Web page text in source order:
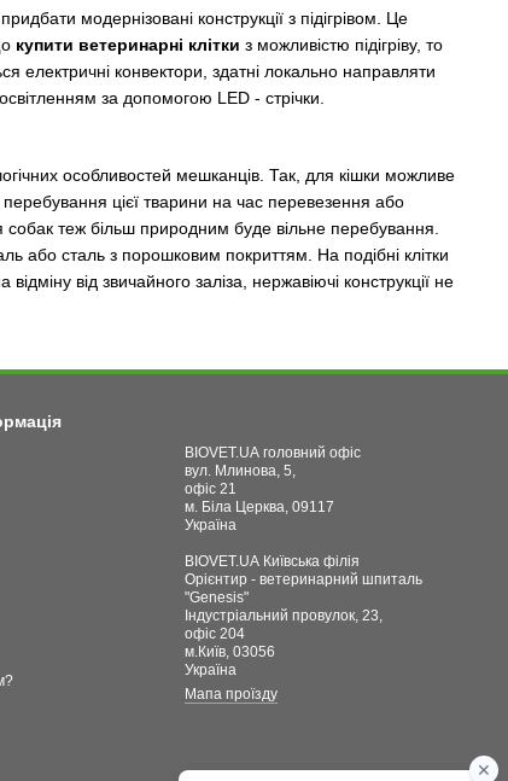
модернізовані конструкції з підігрівом. Це
купити ветеринарні клітки з можливістю підігріву, то
електричні конвектори, здатні локально направляти
за допомогою LED - стрічки.
особливостей мешканців. Так, для кішки можливе
цієї тварини на час перевезення або
теж більш природним буде вільне перебування.
або сталь з порошковим покриттям. На подібні клітки
від звичайного заліза, нержавіючі конструкції не
BIOVET.UA головний офіс
вул. Млинова, 5,
офіс 21
м. Біла Церква, 09117
Україна
BIOVET.UA Київська філія
Орієнтир - ветеринарний шпиталь
"Genesis"
Індустріальний провулок, 23,
офіс 204
м.Київ, 03056
Україна
Мапа проїзду